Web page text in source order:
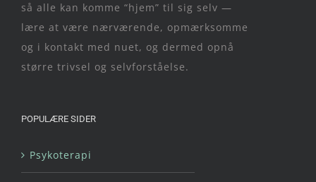
så alle kan komme “hjem” til sig selv —
lære at være nærværende, opmærksomme
og i kontakt med nuet, og dermed opnå
større trivsel og selvforståelse.
POPULÆRE SIDER
Psykoterapi